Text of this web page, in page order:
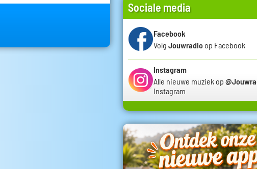
Sociale media
Facebook
Volg Jouwradio op Facebook
Instagram
Alle nieuwe muziek op
Instagram